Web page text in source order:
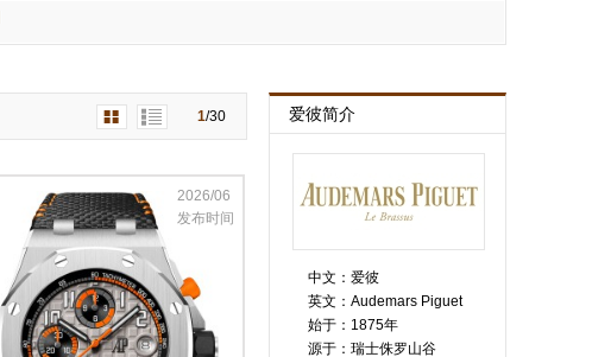
1/30
2026/06
发布时间
爱彼简介
中文： 爱彼
英文： Audemars Piguet
始于： 1875年
源于： 瑞士侏罗山谷